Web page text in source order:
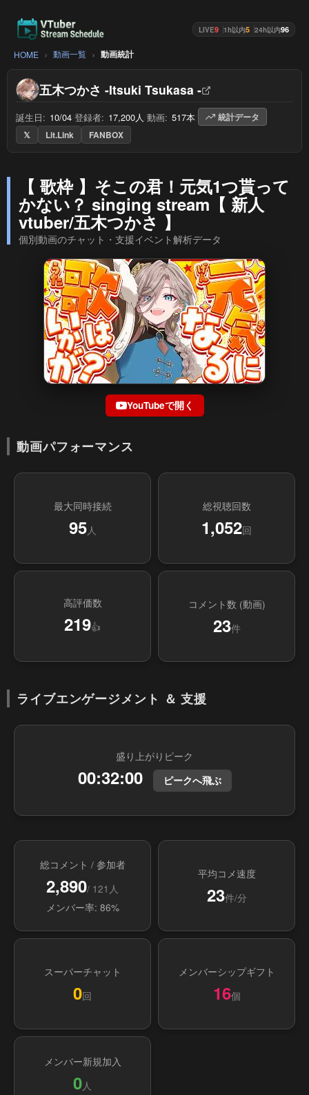
LIVE9 1h以内5 24h以内96
HOME 動画一覧 動画統計
五木つかさ -Itsuki Tsukasa -
誕生日: 10/04 登録者: 17,200人 動画: 517本
統計データ
𝕏
Lit.Link FANBOX
【 歌枠 】そこの君！元気1つ貰って
かない？ singing stream【 新人
vtuber/五木つかさ 】
個別動画のチャット・支援イベント解析データ
YouTubeで開く
動画パフォーマンス
最大同時接続
95人
総視聴回数
1,052回
高評価数
219👍
コメント数 (動画)
23件
ライブエンゲージメント ＆ 支援
盛り上がりピーク
00:32:00 ピークへ飛ぶ
総コメント / 参加者
2,890/ 121人
メンバー率: 86%
平均コメ速度
23件/分
スーパーチャット
0回
メンバーシップギフト
16個
メンバー新規加入
0人